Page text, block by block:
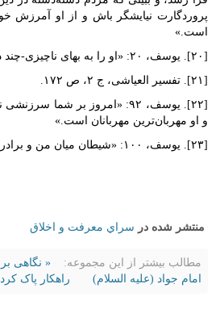
پروردگارت نیایشگر باش و از او آمرزش
است.»
[۲۰]. یوسف، ۲۰: «او را به بهای ناچیزی-چند درهم- فروختند.»
[۲۱]. تفسیر العیاشی، ج ۲، ص ۱۷۲.
[۲۲]. یوسف، ۹۲: «امروز بر شما
و او مهربان‌ترین مهربانان است.»
[۲۳]. یوسف، ۱۰۰: «شیطان میان من و برادرانم را به هم زد».
منتشر شده در سراي معرفت و اخلاق
مطالب بیشتر از این مجموعه:
« نگاهی
امام جواد (علیه السلام)
راهکار پاک